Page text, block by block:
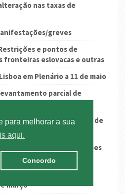
para melhorar a sua
aqui.
Concordo
nas taxas de
greves
e pontos de
fronteiras eslovacas e outras
em Plenário a 11 de maio
parcial de
e Setúbal - pré aviso de
com zona de baixas emissões
março